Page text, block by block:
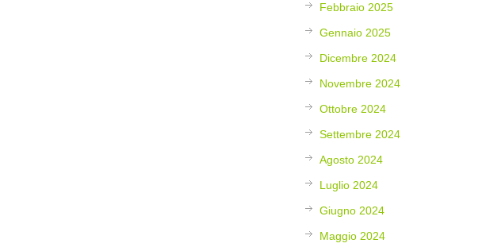
Febbraio 2025
Gennaio 2025
Dicembre 2024
Novembre 2024
Ottobre 2024
Settembre 2024
Agosto 2024
Luglio 2024
Giugno 2024
Maggio 2024